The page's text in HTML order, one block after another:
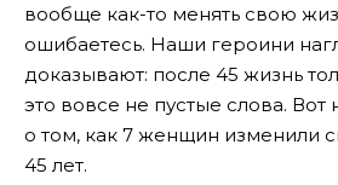
вообще как-то менять свою
ошибаетесь. Наши героини
доказывают: после 45 жизнь
это вовсе не пустые слова. Вот
о том, как 7 женщин изменили
45 лет.